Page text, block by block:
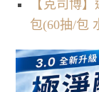
【克司博
包(60抽/包